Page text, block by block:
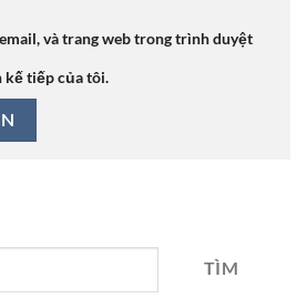
và trang web trong trình duyệt
kế tiếp của tôi.
TÌM